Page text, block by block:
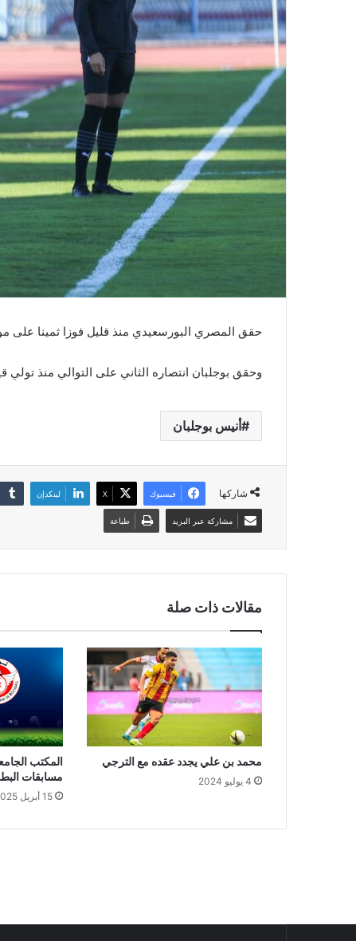
حقق المصري البورسعيدي منذ قليل فوزا ثمينا على مودرن سبور بنتيجة 4-2
وحقق بوجلبان انتصاره الثاني على التوالي منذ تولي
أنيس بوجلبان
شاركها فيسبوك ‫X لينكدإن
مشاركة عبر البريد طباعة
مقالات ذات صلة
محمد بن علي يجدد عقده مع الترجي
4 يوليو 2024
المكتب
مسابقات
15 أبريل 2025